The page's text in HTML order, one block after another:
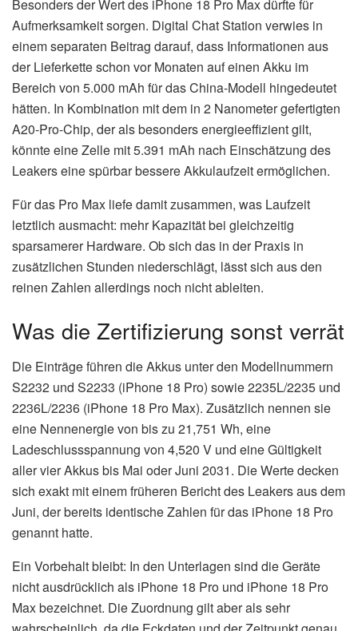
Besonders der Wert des iPhone 18 Pro Max dürfte für
Aufmerksamkeit sorgen. Digital Chat Station verwies in
einem separaten Beitrag darauf, dass Informationen aus
der Lieferkette schon vor Monaten auf einen Akku im
Bereich von 5.000 mAh für das China-Modell hingedeutet
hätten. In Kombination mit dem in 2 Nanometer gefertigten
A20-Pro-Chip, der als besonders energieeffizient gilt,
könnte eine Zelle mit 5.391 mAh nach Einschätzung des
Leakers eine spürbar bessere Akkulaufzeit ermöglichen.
Für das Pro Max liefe damit zusammen, was Laufzeit
letztlich ausmacht: mehr Kapazität bei gleichzeitig
sparsamerer Hardware. Ob sich das in der Praxis in
zusätzlichen Stunden niederschlägt, lässt sich aus den
reinen Zahlen allerdings noch nicht ableiten.
Was die Zertifizierung sonst verrät
Die Einträge führen die Akkus unter den Modellnummern
S2232 und S2233 (iPhone 18 Pro) sowie 2235L/2235 und
2236L/2236 (iPhone 18 Pro Max). Zusätzlich nennen sie
eine Nennenergie von bis zu 21,751 Wh, eine
Ladeschlussspannung von 4,520 V und eine Gültigkeit
aller vier Akkus bis Mai oder Juni 2031. Die Werte decken
sich exakt mit einem früheren Bericht des Leakers aus dem
Juni, der bereits identische Zahlen für das iPhone 18 Pro
genannt hatte.
Ein Vorbehalt bleibt: In den Unterlagen sind die Geräte
nicht ausdrücklich als iPhone 18 Pro und iPhone 18 Pro
Max bezeichnet. Die Zuordnung gilt aber als sehr